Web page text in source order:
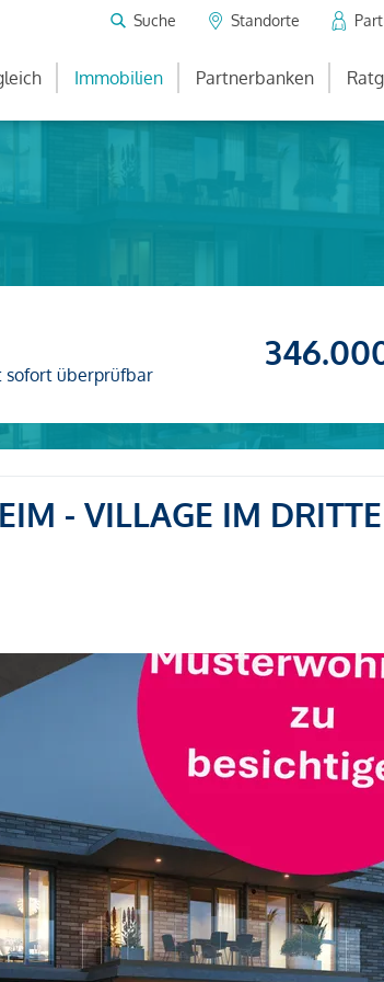
Suche Standorte
Immobilien Partnerbanken
sofort überprüfbar
- VILLAGE IM